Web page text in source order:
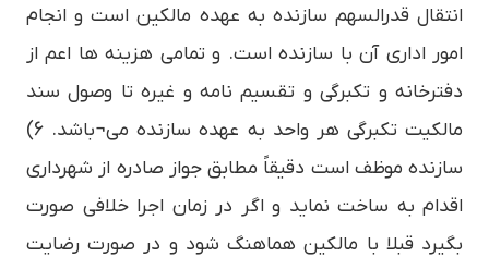
انتقال قدرالسهم سازنده به عهده مالکین است و انجام
امور اداری آن با سازنده است. و تمامی هزینه ها اعم از
دفترخانه و تکبرگی و تقسیم نامه و غیره تا وصول سند
مالکیت تکبرگی هر واحد به عهده سازنده می¬باشد. 6)
سازنده موظف است دقیقاً مطابق جواز صادره از شهرداری
اقدام به ساخت نماید و اگر در زمان اجرا خلافی صورت
بگیرد قبلا با مالکین هماهنگ شود و در صورت رضایت